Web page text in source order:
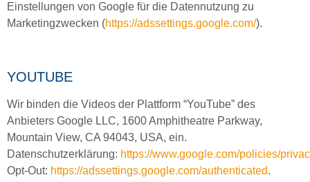
Einstellungen von Google für die Datennutzung zu
Marketingzwecken (https://adssettings.google.com/).
YOUTUBE
Wir binden die Videos der Plattform “YouTube” des
Anbieters Google LLC, 1600 Amphitheatre Parkway,
Mountain View, CA 94043, USA, ein.
Datenschutzerklärung: https://www.google.com/policies/
Opt-Out: https://adssettings.google.com/authenticated.